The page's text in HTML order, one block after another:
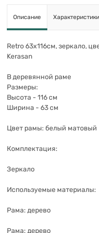
Описание Характеристики
Retro 63х116см, зеркало,
Kerasan
В деревянной раме
Размеры:
Высота - 116 см
Ширина - 63 см
Цвет рамы: белый матовый
Комплектация:
Зеркало
Используемые материалы:
Рама: дерево
Рама: дерево